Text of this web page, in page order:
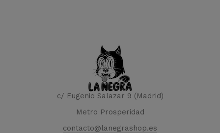
c/ Eugenio Salazar 9 (Madrid)
Metro Prosperidad
contacto@lanegrashop.es